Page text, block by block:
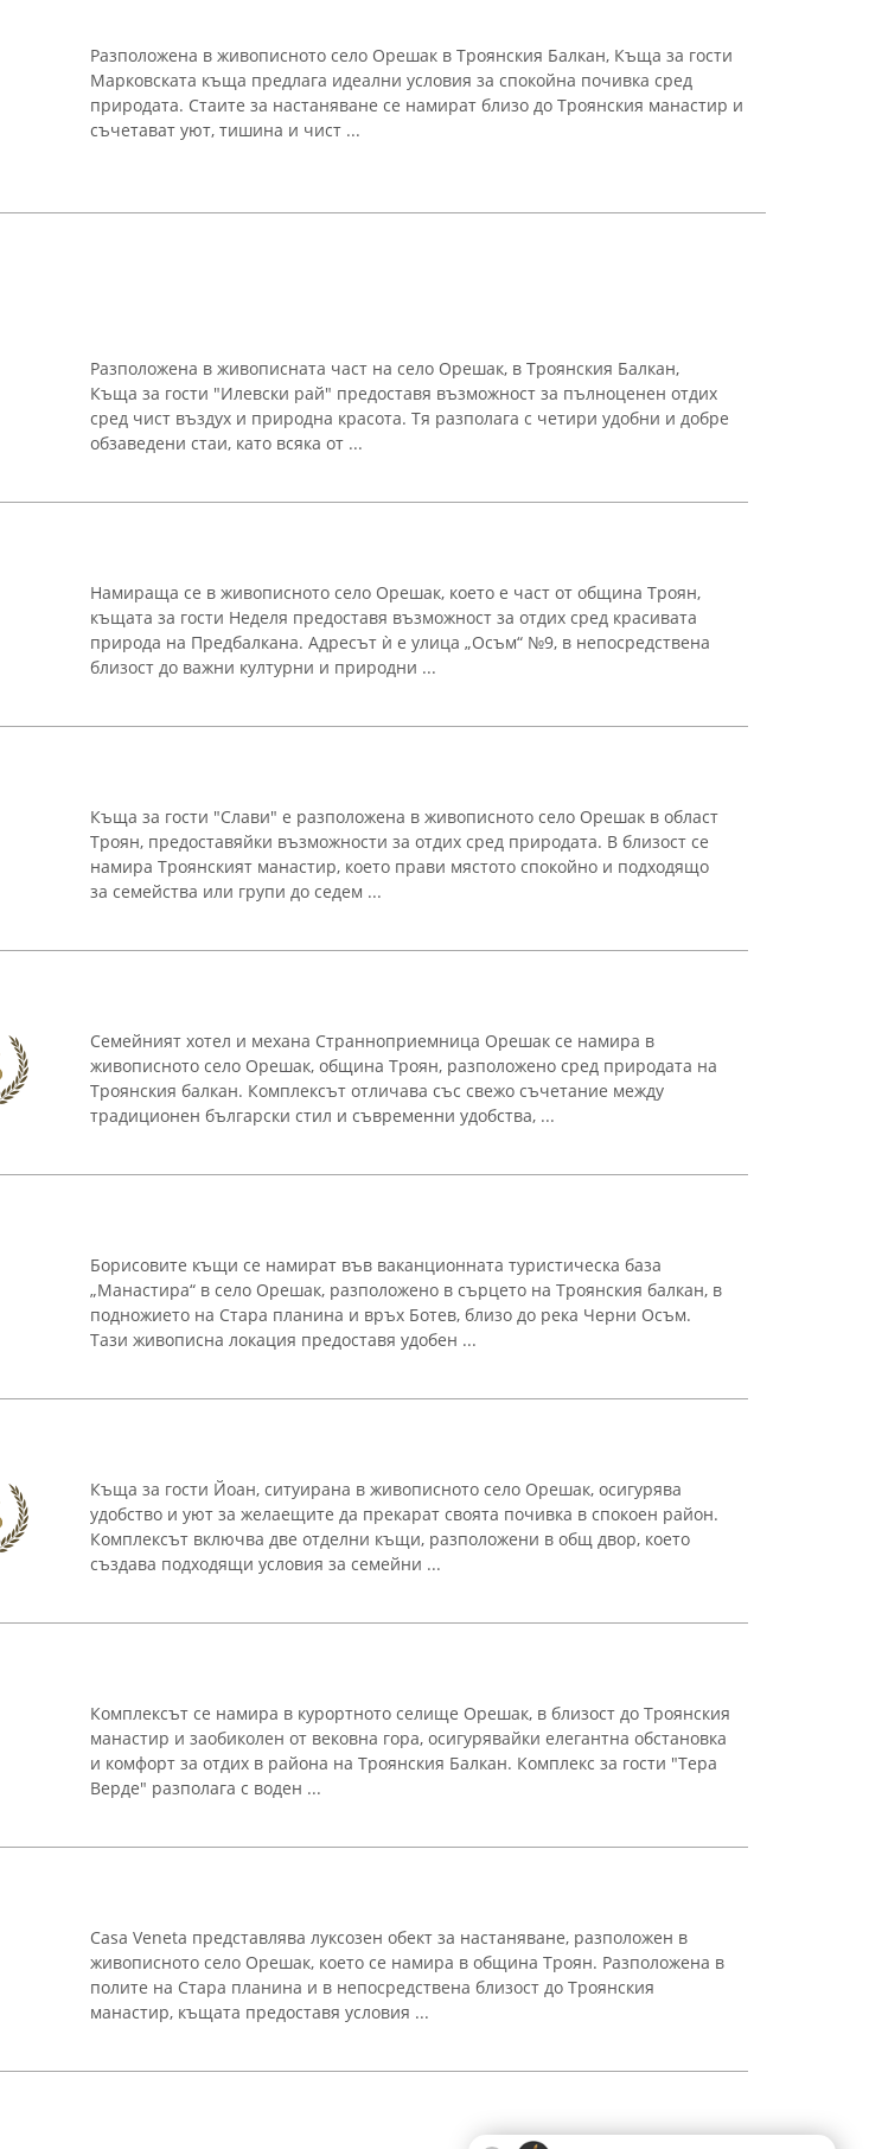
Разположена в живописното село Орешак в Троянския Балкан, Къща за гости
Марковската къща предлага идеални условия за спокойна почивка сред
природата. Стаите за настаняване се намират близо до Троянския манастир и
съчетават уют, тишина и чист ...
Разположена в живописната част на село Орешак, в Троянския Балкан,
Къща за гости "Илевски рай" предоставя възможност за пълноценен отдих
сред чист въздух и природна красота. Тя разполага с четири удобни и добре
обзаведени стаи, като всяка от ...
Намираща се в живописното село Орешак, което е част от община Троян,
къщата за гости Неделя предоставя възможност за отдих сред красивата
природа на Предбалкана. Адресът ѝ е улица „Осъм“ №9, в непосредствена
близост до важни културни и природни ...
Къща за гости "Слави" е разположена в живописното село Орешак в област
Троян, предоставяйки възможности за отдих сред природата. В близост се
намира Троянският манастир, което прави мястото спокойно и подходящо
за семейства или групи до седем ...
Семейният хотел и механа Странноприемница Орешак се намира в
живописното село Орешак, община Троян, разположено сред природата на
Троянския балкан. Комплексът отличава със свежо съчетание между
традиционен български стил и съвременни удобства, ...
Борисовите къщи се намират във ваканционната туристическа база
„Манастира“ в село Орешак, разположено в сърцето на Троянския балкан, в
подножието на Стара планина и връх Ботев, близо до река Черни Осъм.
Тази живописна локация предоставя удобен ...
Къща за гости Йоан, ситуирана в живописното село Орешак, осигурява
удобство и уют за желаещите да прекарат своята почивка в спокоен район.
Комплексът включва две отделни къщи, разположени в общ двор, което
създава подходящи условия за семейни ...
Комплексът се намира в курортното селище Орешак, в близост до Троянския
манастир и заобиколен от вековна гора, осигурявайки елегантна обстановка
и комфорт за отдих в района на Троянския Балкан. Комплекс за гости "Тера
Верде" разполага с воден ...
Casa Veneta представлява луксозен обект за настаняване, разположен в
живописното село Орешак, което се намира в община Троян. Разположена в
полите на Стара планина и в непосредствена близост до Троянския
манастир, къщата предоставя условия ...